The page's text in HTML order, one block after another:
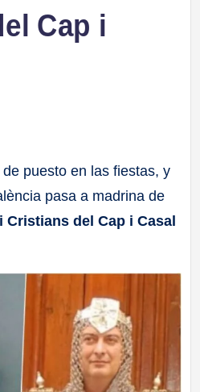
Cap i
puesto en las fiestas, y
pasa a madrina de
Cristians del Cap i Casal